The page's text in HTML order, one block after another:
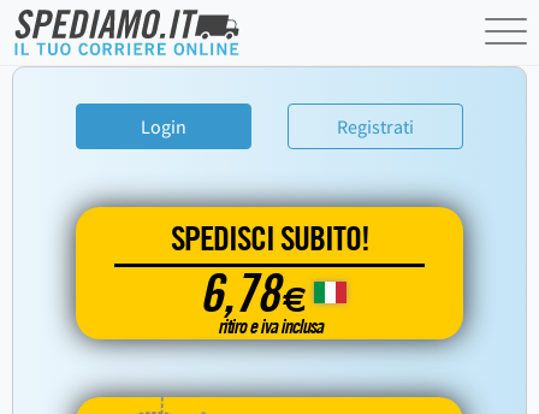
Login Registrati
SPEDISCI SUBITO!
6,78€
ritiro e iva inclusa